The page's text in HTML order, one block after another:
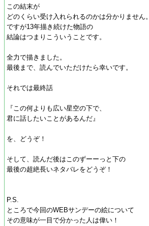
この結末が
どのくらい受け入れられるのかは分かりません。
ですが13年描き続けた物語の
結論はつまりこういうことです。
全力で描きました。
最後まで、読んでいただけたら幸いです。
それでは最終話
『この何よりも広い星空の下で、
君に話したいことがあるんだ』
を、どうぞ！
そして、読んだ後はこのずーーっと下の
最後の超絶長いネタバレをどうぞ！
P.S.
ところで今回のWEBサンデーの絵について
その意味が一目で分かった人は偉い！